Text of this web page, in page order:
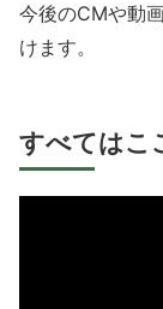
今後のCMや動
けます。
すべてはこ